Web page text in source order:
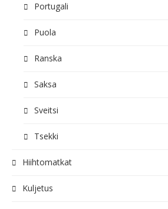
Portugali
Puola
Ranska
Saksa
Sveitsi
Tsekki
Hiihtomatkat
Kuljetus